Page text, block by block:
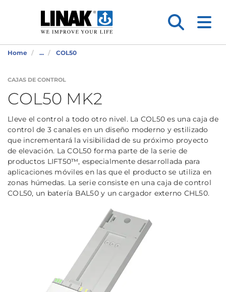
Home ... COL50
CAJAS DE CONTROL
COL50 MK2
Lleve el control a todo otro nivel. La COL50 es una caja de
control de 3 canales en un diseño moderno y estilizado
que incrementará la visibilidad de su próximo proyecto
de elevación. La COL50 forma parte de la serie de
productos LIFT50™, especialmente desarrollada para
aplicaciones móviles en las que el producto se utiliza en
zonas húmedas. La serie consiste en una caja de control
COL50, un batería BAL50 y un cargador externo CHL50.